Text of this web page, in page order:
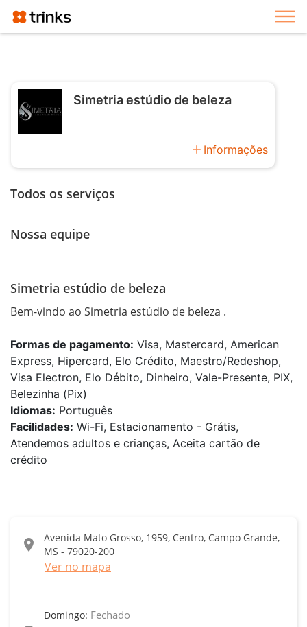
Simetria estúdio de beleza
add Informações
Todos os serviços
Nossa equipe
Simetria estúdio de beleza
Bem-vindo ao Simetria estúdio de beleza .
Formas de pagamento: Visa, Mastercard, American
Express, Hipercard, Elo Crédito, Maestro/Redeshop,
Visa Electron, Elo Débito, Dinheiro, Vale-Presente, PIX,
Belezinha (Pix)
Idiomas: Português
Facilidades: Wi-Fi, Estacionamento - Grátis,
Atendemos adultos e crianças, Aceita cartão de
crédito
location_on
Avenida Mato Grosso, 1959, Centro, Campo Grande,
MS - 79020-200
Ver no mapa
Domingo: Fechado